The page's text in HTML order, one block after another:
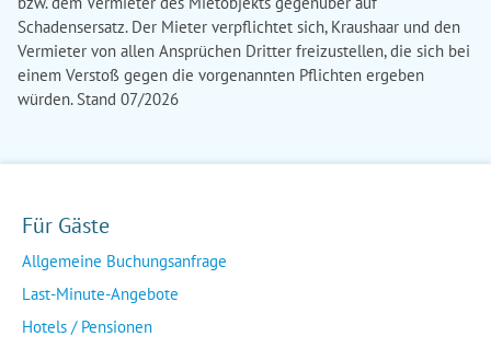
Für Gäste
Allgemeine Buchungsanfrage
Last-Minute-Angebote
Hotels / Pensionen